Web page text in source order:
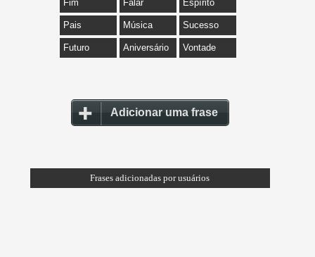
Fim Falar Espírito
Pais Música Sucesso
Futuro Aniversário Vontade
Adicionar uma frase
Frases adicionadas por usuários